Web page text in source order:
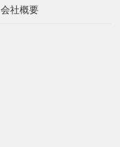
会社概要